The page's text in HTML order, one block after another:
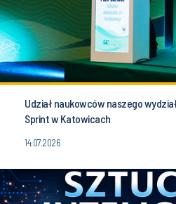
Udział naukowców naszego
Sprint w Katowicach
14.07.2026